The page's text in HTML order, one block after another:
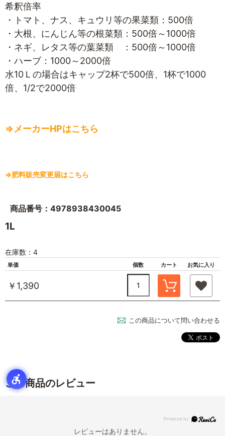
希釈倍率
・トマト、ナス、キュウリ等の果菜類：500倍
・大根、にんじん等の根菜類：500倍～1000倍
・ネギ、レタス等の葉菜類 ：500倍～1000倍
・ハーブ：1000～2000倍
水10Ｌの場合はキャップ2杯で500倍、1杯で1000
倍、1/2で2000倍
⇒メーカーHPはこちら
⇒肥料販売変更届はこちら
商品番号：4978938430045
1L
在庫数：4
単価 個数 カート お気に入り
￥1,390
この商品について問い合わせる
この商品のレビュー
レビューはありません。